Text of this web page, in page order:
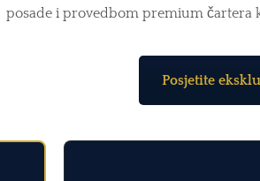
posade i provedbom premium čartera
Posjetite